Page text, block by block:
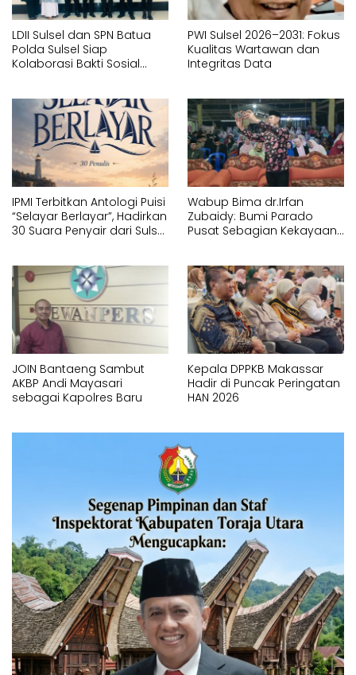
LDII Sulsel dan SPN Batua
Polda Sulsel Siap
Kolaborasi Bakti Sosial
PWI Sulsel 2026–2031: Fokus
Kualitas Wartawan dan
Integritas Data
IPMI Terbitkan Antologi Puisi
“Selayar Berlayar”, Hadirkan
30 Suara Penyair dari Sulsel
Wabup Bima dr.Irfan
Zubaidy: Bumi Parado
Pusat Sebagian Kekayaan
JOIN Bantaeng Sambut
AKBP Andi Mayasari
sebagai Kapolres Baru
Kepala DPPKB Makassar
Hadir di Puncak Peringatan
HAN 2026